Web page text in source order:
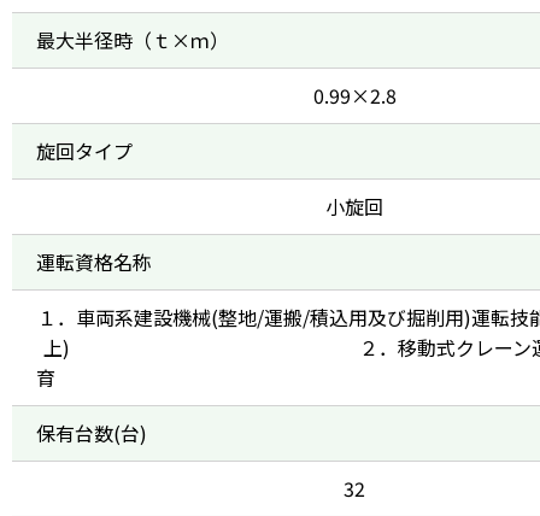
最大半径時（ｔ×ｍ）
0.99×2.8
旋回タイプ
小旋回
運転資格名称
１．車両系建設機械(整地/運搬/積込用及び掘削用)運転
上) ２．移動式クレーン運転業
保有台数(台)
32